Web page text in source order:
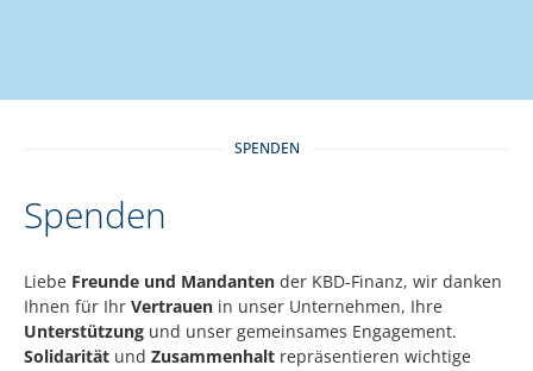
SPENDEN
Spenden
Liebe Freunde und Mandanten der KBD-Finanz, wir danken
Ihnen für Ihr Vertrauen in unser Unternehmen, Ihre
Unterstützung und unser gemeinsames Engagement.
Solidarität und Zusammenhalt repräsentieren wichtige